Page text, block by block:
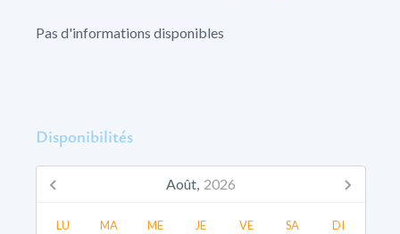
Pas d'informations disponibles
Disponibilités
Août, 2026
LU MA ME JE VE SA DI